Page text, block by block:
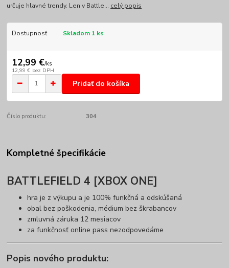
určuje hlavné trendy. Len v Battle... celý popis
Dostupnosť Skladom 1 ks
12,99 €/ks
12,99 € bez DPH
Pridať do košíka
Číslo produktu: 304
Kompletné špecifikácie
BATTLEFIELD 4 [XBOX ONE]
hra je z výkupu a je 100% funkčná a odskúšaná
obal bez poškodenia, médium bez škrabancov
zmluvná záruka 12 mesiacov
za funkčnosť online pass nezodpovedáme
Popis nového produktu: